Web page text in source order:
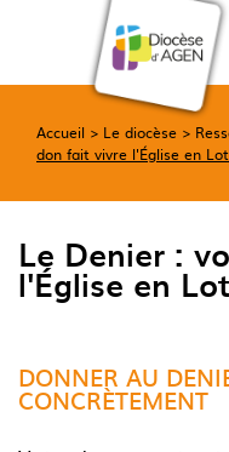
Accueil Le diocèse
don fait vivre l'Église en
Le Denier :
l'Église en
DONNER AU
CONCRÈTEMENT